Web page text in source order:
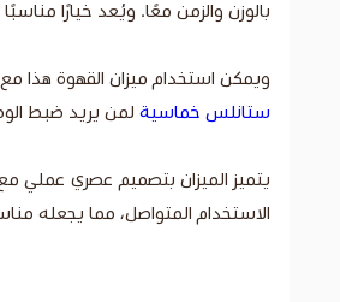
بالوزن والزمن معًا. ويُعد خيارًا
ويمكن استخدام ميزان القهوة هذا مع
ستانلس خماسية لمن يريد ضبط
الاستخدام المتواصل، مما يجعله